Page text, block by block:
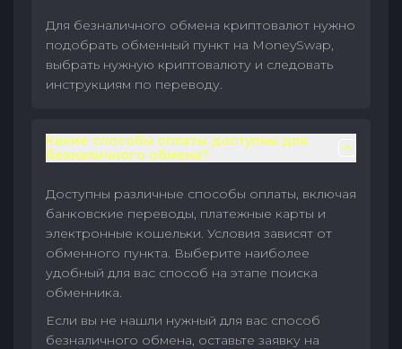
Для безналичного обмена криптовалют нужно
подобрать обменный пункт на MoneySwap,
выбрать нужную криптовалюту и следовать
инструкциям по переводу.
Какие способы оплаты доступны для
безналичного обмена?
Доступны различные способы оплаты, включая
банковские переводы, платежные карты и
электронные кошельки. Условия зависят от
обменного пункта. Выберите наиболее
удобный для вас способ на этапе поиска
обменника.
Если вы не нашли нужный для вас способ
безналичного обмена, оставьте заявку на